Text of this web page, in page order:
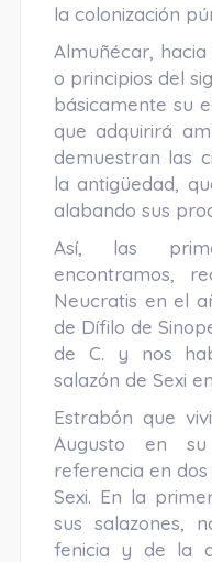
la colonización
Almuñécar,
o principios del
básicamente su
que adquirirá
demuestran las
la antigüedad,
alabando sus
Así, las
encontramos,
Neucratis en el
de Dífilo de
de C. y nos
salazón de Sexi
Estrabón que
Augusto en
referencia en
Sexi. En la
sus salazones,
fenicia y de la